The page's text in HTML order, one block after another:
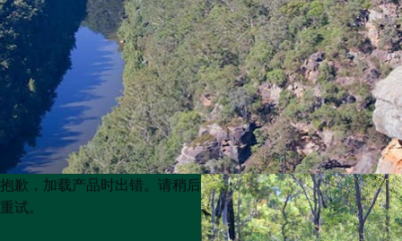
Product
List
Product
List
抱歉，加载产品时出错。请稍后
重试。